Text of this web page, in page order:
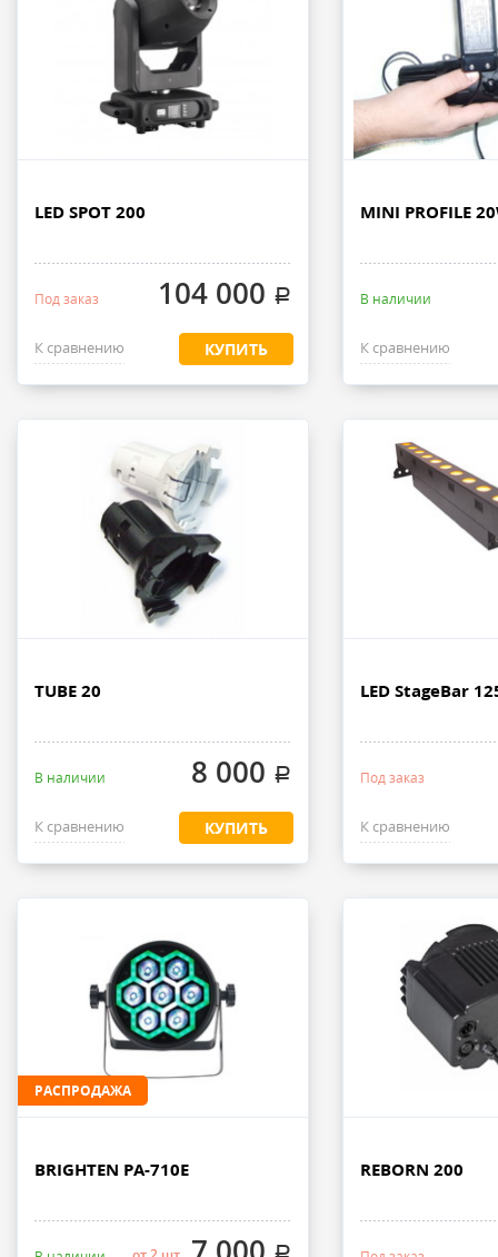
LED SPOT 200
Под заказ 104 000 .
К сравнению КУПИТЬ
MINI PROFILE
В наличии
К сравнению
TUBE 20
В наличии 8 000 .
К сравнению КУПИТЬ
LED StageBar
Под заказ
К сравнению
РАСПРОДАЖА
BRIGHTEN PA-710E
.
REBORN 200